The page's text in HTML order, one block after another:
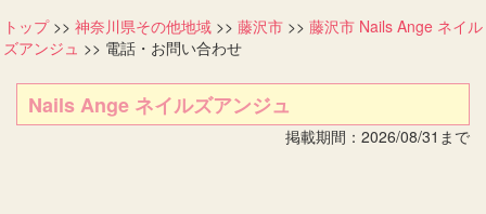
トップ>> 神奈川県その他地域 >> 藤沢市 >> 藤沢市 Nails Ange ネイル
ズアンジュ >> 電話・お問い合わせ
Nails Ange ネイルズアンジュ
掲載期間：2026/08/31まで